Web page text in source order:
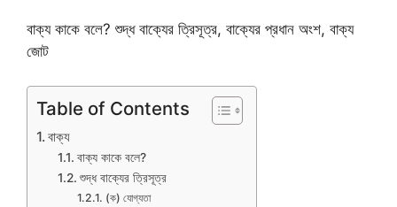
বাক্য কাকে বলে? শুদ্ধ বাক্যের ত্রিসূত্র, বাক্যের প্রধান অংশ, বাক্য
জোট
Table of Contents
বাক্য
বাক্য কাকে বলে?
শুদ্ধ বাক্যের ত্রিসূত্র
(ক) যোগ্যতা